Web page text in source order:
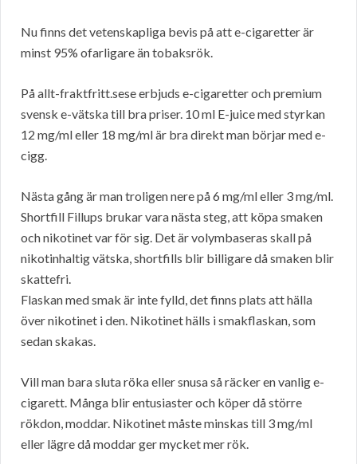
Nu finns det vetenskapliga bevis på att e-cigaretter är
minst 95% ofarligare än tobaksrök.
På allt-fraktfritt.sese erbjuds e-cigaretter och premium
svensk e-vätska till bra priser. 10 ml E-juice med styrkan
12 mg/ml eller 18 mg/ml är bra direkt man börjar med e-
cigg.
Nästa gång är man troligen nere på 6 mg/ml eller 3 mg/ml.
Shortfill Fillups brukar vara nästa steg, att köpa smaken
och nikotinet var för sig. Det är volymbaseras skall på
nikotinhaltig vätska, shortfills blir billigare då smaken blir
skattefri.
Flaskan med smak är inte fylld, det finns plats att hälla
över nikotinet i den. Nikotinet hälls i smakflaskan, som
sedan skakas.
Vill man bara sluta röka eller snusa så räcker en vanlig e-
cigarett. Många blir entusiaster och köper då större
rökdon, moddar. Nikotinet måste minskas till 3 mg/ml
eller lägre då moddar ger mycket mer rök.